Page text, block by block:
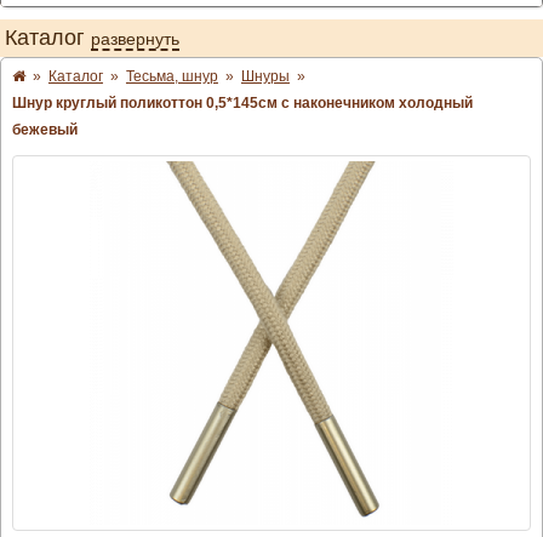
Каталог развернуть
» Каталог » Тесьма, шнур » Шнуры »
Шнур круглый поликоттон 0,5*145см с наконечником холодный
бежевый